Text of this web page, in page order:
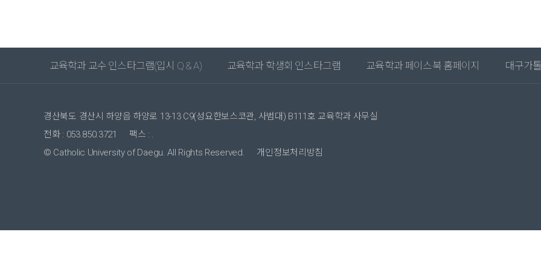
교육학과 교수 인스타그램(입시 Q & A) 교육학과 학생회 인스타그램 교육학과 페이스북 홈페이지 대구가
경산북도 경산시 하양읍 하양로 13-13 C9(성요한보스코관, 사범대) B111호 교육학과 사무실
전화 : 053.850.3721
팩스 : .
© Catholic University of Daegu. All Rights Reserved.
개인정보처리방침